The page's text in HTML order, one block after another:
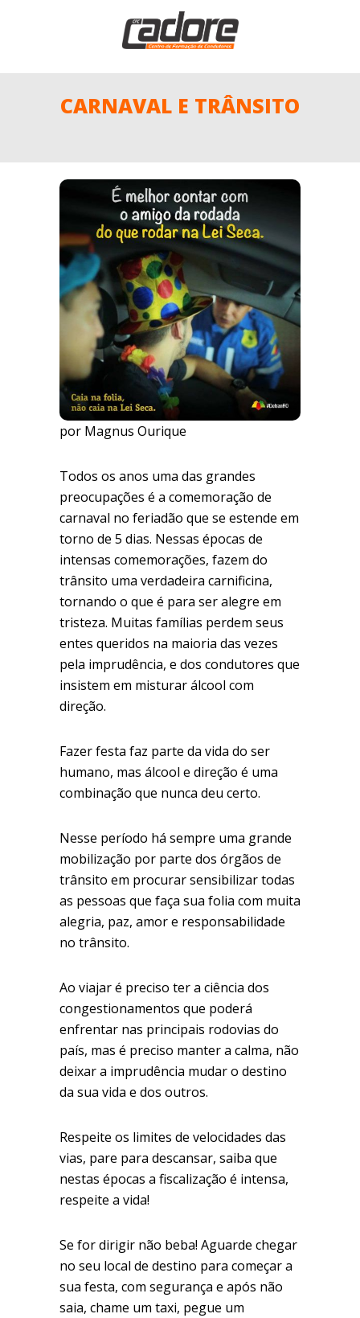
CARNAVAL E TRÂNSITO
por Magnus Ourique
Todos os anos uma das grandes
preocupações é a comemoração de
carnaval no feriadão que se estende em
torno de 5 dias. Nessas épocas de
intensas comemorações, fazem do
trânsito uma verdadeira carnificina,
tornando o que é para ser alegre em
tristeza. Muitas famílias perdem seus
entes queridos na maioria das vezes
pela imprudência, e dos condutores que
insistem em misturar álcool com
direção.
Fazer festa faz parte da vida do ser
humano, mas álcool e direção é uma
combinação que nunca deu certo.
Nesse período há sempre uma grande
mobilização por parte dos órgãos de
trânsito em procurar sensibilizar todas
as pessoas que faça sua folia com muita
alegria, paz, amor e responsabilidade
no trânsito.
Ao viajar é preciso ter a ciência dos
congestionamentos que poderá
enfrentar nas principais rodovias do
país, mas é preciso manter a calma, não
deixar a imprudência mudar o destino
da sua vida e dos outros.
Respeite os limites de velocidades das
vias, pare para descansar, saiba que
nestas épocas a fiscalização é intensa,
respeite a vida!
Se for dirigir não beba! Aguarde chegar
no seu local de destino para começar a
sua festa, com segurança e após não
saia, chame um taxi, pegue um